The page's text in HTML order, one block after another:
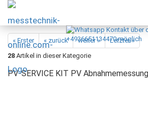
« Erster « zurück weiter »
Letzter »
28 Artikel in dieser Kategorie
PV-SERVICE KIT PV